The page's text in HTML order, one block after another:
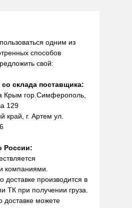
одним из
способов
свой:
склада поставщика:
Крым гор.Симферополь,
129
край, г. Артем ул.
России:
компаниями.
доставке производится в
ТК при получении груза.
можете